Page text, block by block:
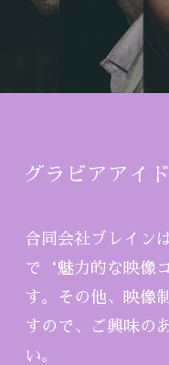
グラビアアイ
合同会社ブレイン
で‘魅力的な映像
す。その他、映像
すので、ご興味の
い。